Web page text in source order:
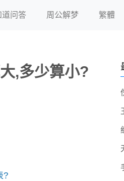
道问答 周公解梦 繁體
,多少算小?
?